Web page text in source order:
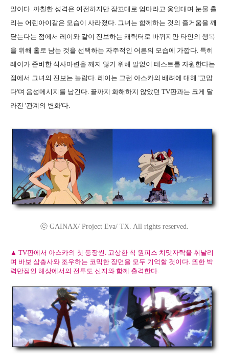
말이다. 까칠한 성격은 여전하지만 잠꼬대로 엄마라고 웅얼대며 눈물 흘
리는 어린아이같은 모습이 사라졌다. 그녀는 함께하는 것의 즐거움을 깨
닫는다는 점에서 레이와 같이 진보하는 캐릭터로 바뀌지만 타인의 행복
을 위해 홀로 남는 것을 선택하는 자주적인 어른의 모습에 가깝다. 특히
레이가 준비한 식사마련을 깨지 않기 위해 말없이 테스트를 자원한다는
점에서 그녀의 진보는 놀랍다. 레이는 그런 아스카의 배려에 대해 '고맙
다'며 음성메시지를 남긴다. 끝까지 화해하지 않았던 TV판과는 크게 달
라진 '관계의 변화'다.
ⓒ GAINAX/ Project Eva/ TX. All rights reserved.
▲ TV판에서 아스카의 첫 등장씬. 고상한 척 원피스 치맛자락을 휘날리
며 바보 삼총사와 조우하는 코믹한 장면을 모두 기억할 것이다. 또한 박
력만점인 해상에서의 전투도 신지와 함께 출격한다.